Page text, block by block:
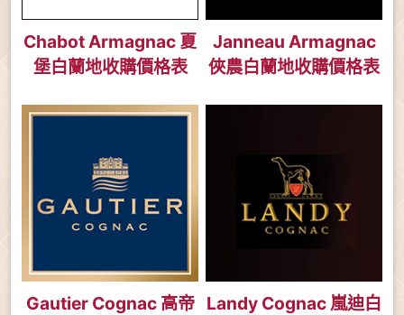
Chabot Armagnac 夏
堡白蘭地收購價格表
Janneau Armagnac
俠農白蘭地收購價格表
Gautier Cognac 高帝
Landy Cognac 嵐迪白